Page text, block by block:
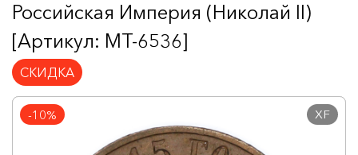
Российская Империя (Николай II)
[Артикул: MT-6536]
СКИДКА
-10% XF